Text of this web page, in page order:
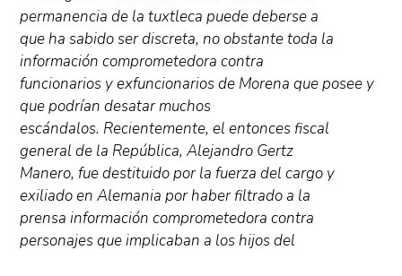
permanencia de la tuxtleca puede deberse a
que ha sabido ser discreta, no obstante toda la
información comprometedora contra
funcionarios y exfuncionarios de Morena que posee y
que podrían desatar muchos
escándalos. Recientemente, el entonces fiscal
general de la República, Alejandro Gertz
Manero, fue destituido por la fuerza del cargo y
exiliado en Alemania por haber filtrado a la
prensa información comprometedora contra
personajes que implicaban a los hijos del